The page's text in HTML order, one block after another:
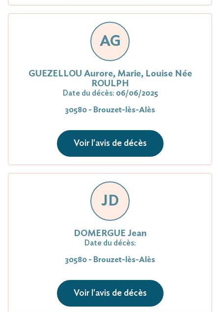
AG
GUEZELLOU Aurore, Marie, Louise Née
ROULPH
Date du décès: 06/06/2025
30580 - Brouzet-lès-Alès
Voir l'avis de décès
JD
DOMERGUE Jean
Date du décès:
30580 - Brouzet-lès-Alès
Voir l'avis de décès